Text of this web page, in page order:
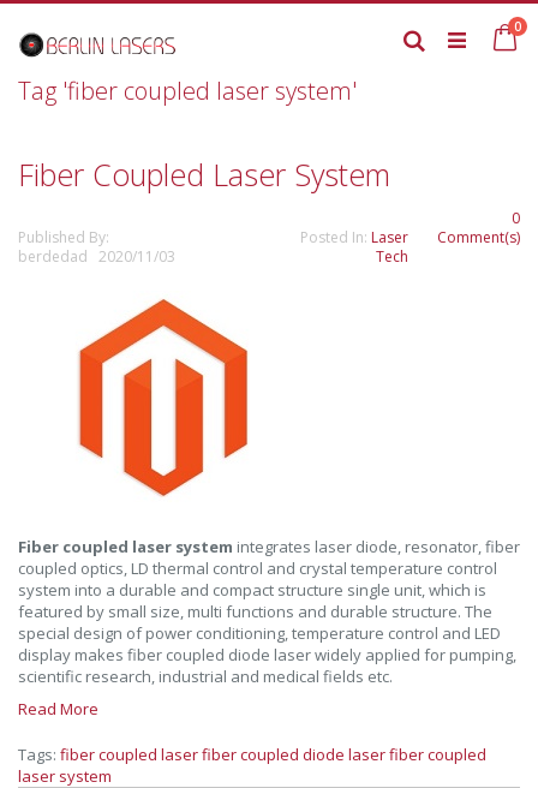
to
Content
0
Search
Tag 'fiber coupled laser system'
Fiber Coupled Laser System
Published By:
berdedad 2020/11/03
Posted In: Laser
Tech
0
Comment(s)
Fiber coupled laser system integrates laser diode, resonator, fiber
coupled optics, LD thermal control and crystal temperature control
system into a durable and compact structure single unit, which is
featured by small size, multi functions and durable structure. The
special design of power conditioning, temperature control and LED
display makes fiber coupled diode laser widely applied for pumping,
scientific research, industrial and medical fields etc.
Read More
Tags: fiber coupled laserfiber coupled diode laserfiber coupled
laser system